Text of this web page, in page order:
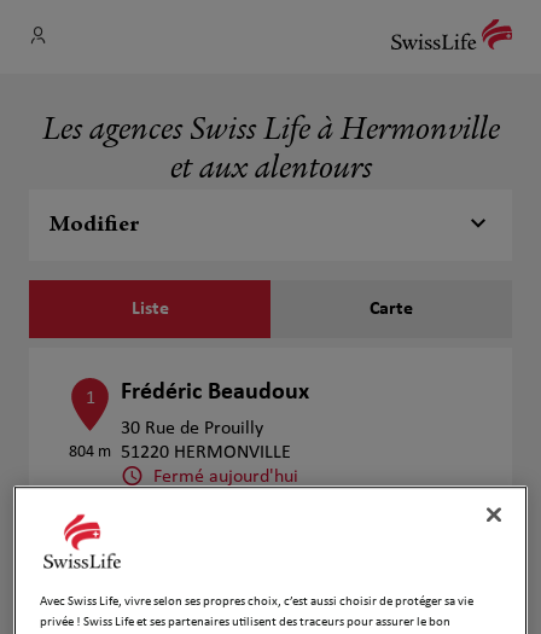
Les agences Swiss Life à Hermonville
et aux alentours
Modifier
Liste Carte
1
804 m
Frédéric Beaudoux
30 Rue de Prouilly
51220 HERMONVILLE
Fermé aujourd'hui
Avec Swiss Life, vivre selon ses propres choix, c’est aussi choisir de protéger sa vie
privée ! Swiss Life et ses partenaires utilisent des traceurs pour assurer le bon